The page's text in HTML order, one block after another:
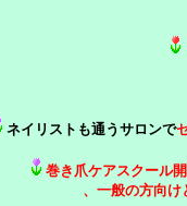
ネイリストも通うサロンで
巻き爪ケアスクール
、一般の方向け